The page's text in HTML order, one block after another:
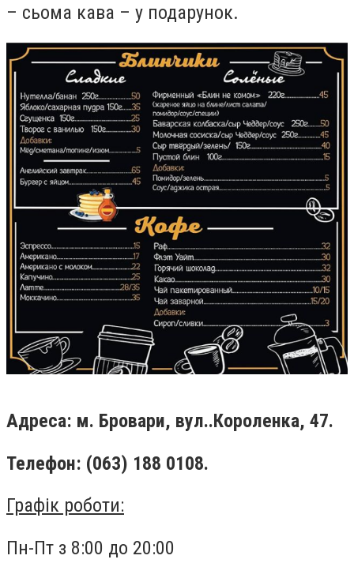
– сьома кава – у подарунок.
Адреса: м. Бровари, вул..Короленка, 47.
Телефон: (063) 188 0108.
Графік роботи:
Пн-Пт з 8:00 до 20:00